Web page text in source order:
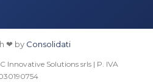
❤ by Consolidati
Innovative Solutions srls | P. IVA